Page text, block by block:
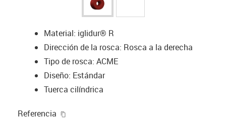
Material: iglidur® R
Dirección de la rosca: Rosca a la derecha
Tipo de rosca: ACME
Diseño: Estándar
Tuerca cilíndrica
Referencia